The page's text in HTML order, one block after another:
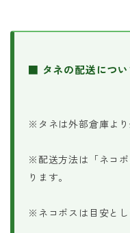
■ タネの配送につい
※タネは外部倉庫より
※配送方法は「ネコ
ります。
※ネコポスは目安とし